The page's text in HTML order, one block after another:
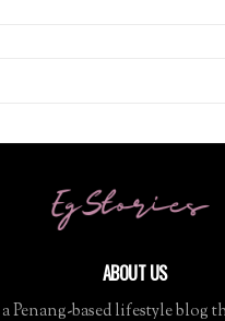
ABOUT US
Penang-based lifestyle blog